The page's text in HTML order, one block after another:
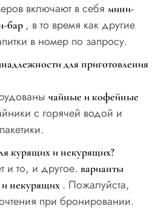
включают в себя мини-
бар , в то время как другие
в номер по запросу.
для приготовления
чайные и кофейные
с горячей водой и
курящих и некурящих?
и то, и другое. варианты
некурящих . Пожалуйста,
при бронировании.